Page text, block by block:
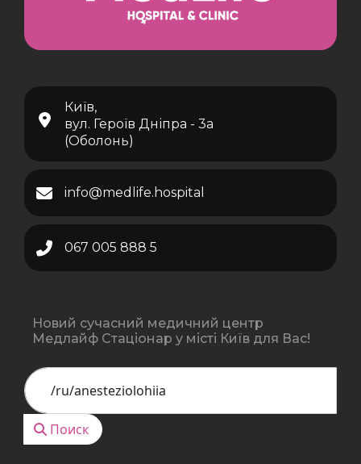
Київ,
вул. Героїв Дніпра - 3а
(Оболонь)
info@medlife.hospital
067 005 888 5
Новий сучасний медичний центр
Медлайф Стаціонар у місті Київ для Вас!
Поиск
Поиск